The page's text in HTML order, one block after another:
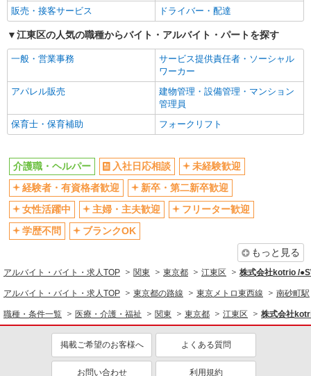
エルダー（50代～）活躍中
シニア（60代～）活躍中
高収入・高額
ボーナス・賞与あり
昇給あり
完全週休2日制
禁煙・分煙
駅直結・駅チカ
車通勤OK
バイク通勤OK
自転車通勤OK
残業少なめ（月20h未満）
交通費支給
社会保険あり
産休・育休取得実績あり
退職金・財形貯蓄制度あり
各種手当（家族・役職・インセン
ティブなど）あり
制服貸与
研修制度あり
資格取得支援制度あり
医療・介護・福祉
介護職・ヘルパー
同じ特徴から求人を探す
ミドル（40代～）活躍中
ボーナス・賞与あり
車通勤OK
販売・接客サービス
ドライバー・配達
江東区の人気の職種からバイト・アルバイト・パートを探す
一般・営業事務
サービス提供責任者・ソーシャル
ワーカー
アパレル販売
建物管理・設備管理・マンション
管理員
保育士・保育補助
フォークリフト
介護職・ヘルパー 入社日応相談
未経験歓迎
経験者・有資格者歓迎
新卒・第二新卒歓迎
女性活躍中
主婦・主夫歓迎
フリーター歓迎
学歴不問
ブランクOK
もっと見る
アルバイト・バイト・求人TOP 関東 東京都 江東区 株式会社kotrio /
アルバイト・バイト・求人TOP 東京都の路線 東京メトロ東西線 南砂町駅
職種・条件一覧 医療・介護・福祉 関東 東京都 江東区 株式会社
掲載ご希望のお客様へ よくある質問
お問い合わせ 利用規約